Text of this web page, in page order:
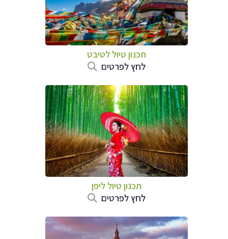
תכנון טיול לטיבט
לחץ לפרטים
תכנון טיול ליפן
לחץ לפרטים